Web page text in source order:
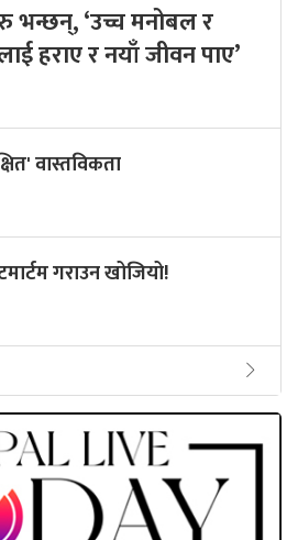
भन्छन्, ‘उच्च मनोबल र
हराए र नयाँ जीवन पाए’
वास्तविकता
गराउन खोजियो!